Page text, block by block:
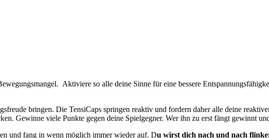
Aktiviere so alle deine Sinne für eine bessere
bringen. Die TensiCaps springen reaktiv und fordern daher alle deine
Gewinne viele Punkte gegen deine Spielgegner. Wer ihn zu erst fängt gewinnt
und fang in wenn möglich immer wieder auf. Du wirst dich nach und nach